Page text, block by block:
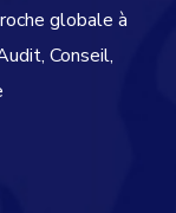
globale à
Conseil,